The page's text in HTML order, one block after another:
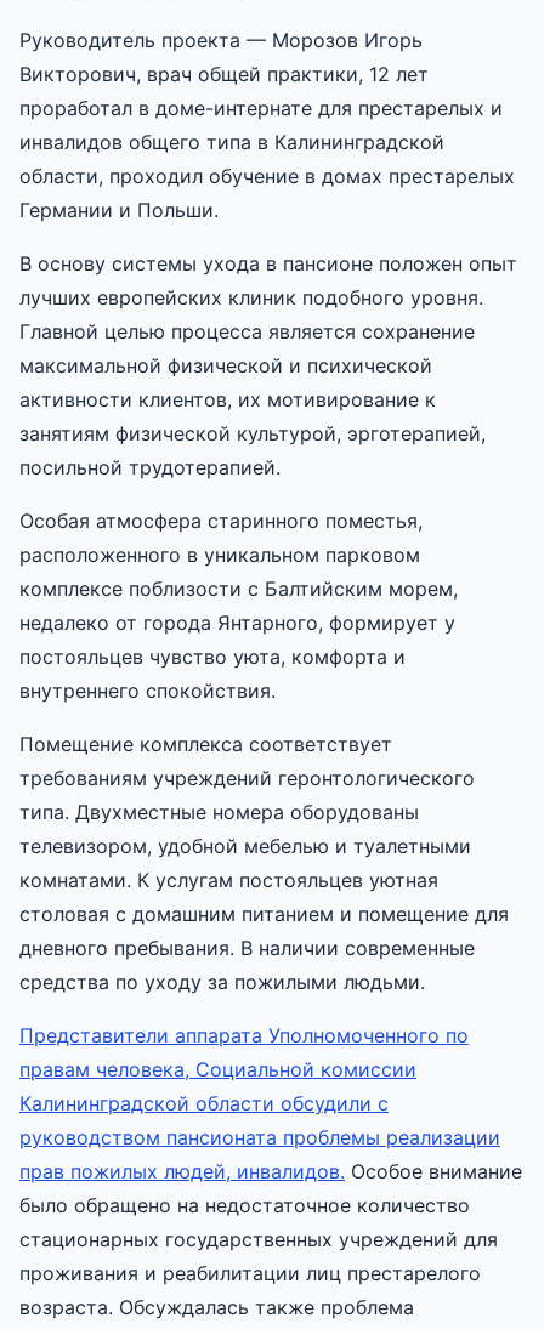
Руководитель проекта — Морозов Игорь
Викторович, врач общей практики, 12 лет
проработал в доме-интернате для престарелых и
инвалидов общего типа в Калининградской
области, проходил обучение в домах престарелых
Германии и Польши.
В основу системы ухода в пансионе положен опыт
лучших европейских клиник подобного уровня.
Главной целью процесса является сохранение
максимальной физической и психической
активности клиентов, их мотивирование к
занятиям физической культурой, эрготерапией,
посильной трудотерапией.
Особая атмосфера старинного поместья,
расположенного в уникальном парковом
комплексе поблизости с Балтийским морем,
недалеко от города Янтарного, формирует у
постояльцев чувство уюта, комфорта и
внутреннего спокойствия.
Помещение комплекса соответствует
требованиям учреждений геронтологического
типа. Двухместные номера оборудованы
телевизором, удобной мебелью и туалетными
комнатами. К услугам постояльцев уютная
столовая с домашним питанием и помещение для
дневного пребывания. В наличии современные
средства по уходу за пожилыми людьми.
Представители аппарата Уполномоченного по
правам человека, Социальной комиссии
Калининградской области обсудили с
руководством пансионата проблемы реализации
прав пожилых людей, инвалидов. Особое внимание
было обращено на недостаточное количество
стационарных государственных учреждений для
проживания и реабилитации лиц престарелого
возраста. Обсуждалась также проблема